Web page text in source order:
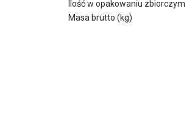
Ilość w opakowaniu zbiorczym
Masa brutto (kg)